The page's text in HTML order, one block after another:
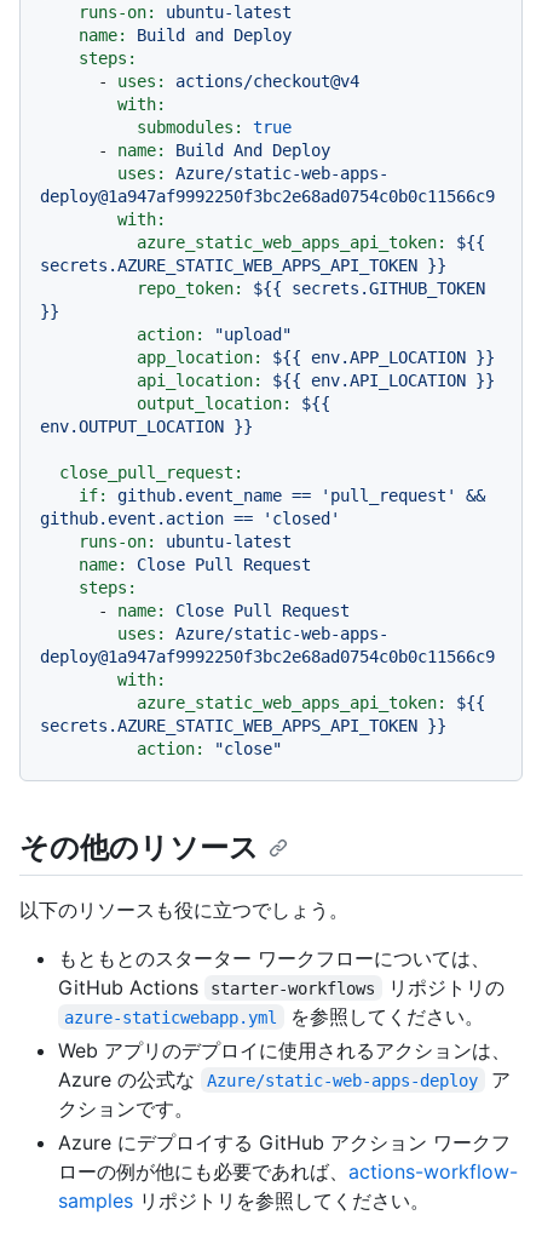
runs-on:
ubuntu-latest
name:
Build and Deploy
steps:
-
uses:
actions/checkout@v4
with:
submodules:
true
-
name: Build And Deploy
uses:
Azure/static-web-apps-
deploy@1a947af9992250f3bc2e68ad0754c0b0c11566c9
with:
azure_static_web_apps_api_token:
${{
secrets.AZURE_STATIC_WEB_APPS_API_TOKEN }}
repo_token:
${{
secrets.GITHUB_TOKEN
}}
action:
"upload"
app_location:
${{ env.APP_LOCATION }}
api_location:
${{ env.API_LOCATION }}
output_location:
${{
env.OUTPUT_LOCATION }}
close_pull_request:
if:
github.event_name == 'pull_request'
&&
github.event.action ==
'closed'
runs-on:
ubuntu-latest
name:
Close Pull
Request
steps:
-
name: Close Pull
Request
uses:
Azure/static-web-apps-
deploy@1a947af9992250f3bc2e68ad0754c0b0c11566c9
with:
azure_static_web_apps_api_token:
${{
secrets.AZURE_STATIC_WEB_APPS_API_TOKEN }}
action:
"close"
その他のリソース
以下のリソースも役に立つでしょう。
もともとのスターター ワークフローについては、
GitHub Actions
starter-workflows リポジトリの
azure-staticwebapp.yml
を参照してください。
Web アプリのデプロイに使用されるアクションは、
Azure の公式な
Azure/static-web-apps-deploy
ア
クションです。
Azure にデプロイする GitHub アクション ワークフ
ローの例が他にも必要であれば、 actions-workflow-
samples リポジトリを参照してください。